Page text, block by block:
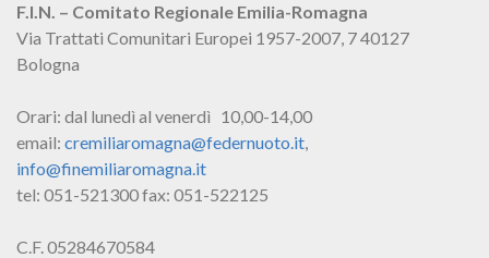
F.I.N. – Comitato Regionale Emilia-Romagna
Via Trattati Comunitari Europei 1957-2007, 7 40127
Bologna
Orari: dal lunedì al venerdì 10,00-14,00
email: cremiliaromagna@federnuoto.it,
info@finemiliaromagna.it
tel: 051-521300 fax: 051-522125
C.F. 05284670584